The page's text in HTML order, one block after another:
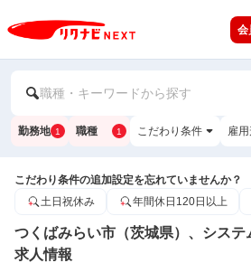
会
職種・キーワードから探す
勤務地 1 職種 1 こだわり条件 雇
こだわり条件の追加設定を忘れていませんか？
土日祝休み
年間休日120日以上
つくばみらい市（茨城県）、システ
求人情報